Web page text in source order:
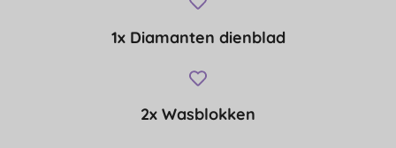
1x Diamanten dienblad
2x Wasblokken